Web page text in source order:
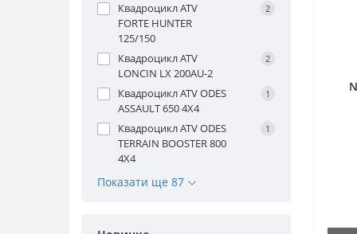
Квадроцикл ATV
FORTE HUNTER
125/150
2
Квадроцикл ATV
LONCIN LX 200AU-2
2
Квадроцикл ATV ODES
ASSAULT 650 4X4
1
Квадроцикл ATV ODES
TERRAIN BOOSTER 800
4X4
1
Показати ще 87